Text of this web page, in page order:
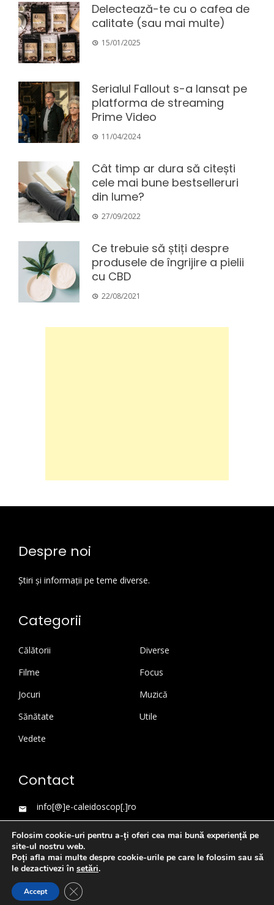
Delectează-te cu o cafea de
calitate (sau mai multe)
15/01/2025
Serialul Fallout s-a lansat pe
platforma de streaming
Prime Video
11/04/2024
Cât timp ar dura să citești
cele mai bune bestselleruri
din lume?
27/09/2022
Ce trebuie să știți despre
produsele de îngrijire a pielii
cu CBD
22/08/2021
Despre noi
Știri și informații pe teme diverse.
Categorii
Călătorii
Diverse
Filme
Focus
Jocuri
Muzică
Sănătate
Utile
Vedete
Contact
info[@]e-caleidoscop[.]ro
WordPress Theme
Folosim cookie-uri pentru a-ți oferi cea mai bună experiență pe
site-ul nostru web.
Poți afla mai multe despre cookie-urile pe care le folosim sau să
le dezactivezi în setări.
Accept Close GDPR Cookie Banner